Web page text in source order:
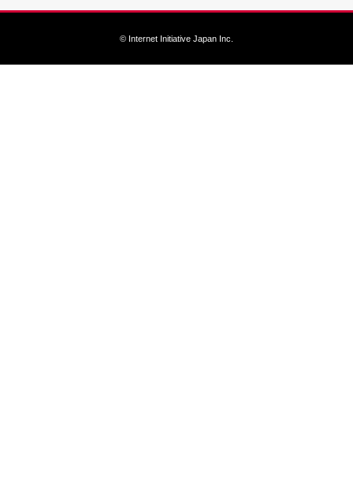
© Internet Initiative Japan Inc.